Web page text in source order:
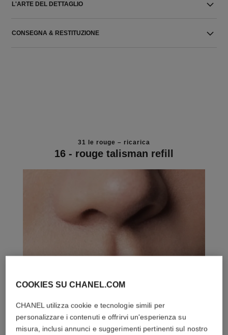
L'ARTE DEL DETTAGLIO
CONSEGNA & RESTITUZIONE
31 le rouge – ricarica
16 - rouge talisman refill
COOKIES SU CHANEL.COM
CHANEL utilizza cookie e tecnologie simili per
personalizzare i contenuti e offrirvi un'esperienza su
misura, inclusi annunci e suggerimenti pertinenti sul nostro